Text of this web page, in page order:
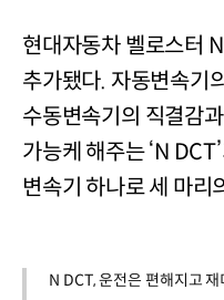
현대자동차 벨로스터
추가됐다. 자동변속기
수동변속기의 직결감
가능케 해주는 ‘N
변속기 하나로 세 마리
N DCT, 운전은 편해지고